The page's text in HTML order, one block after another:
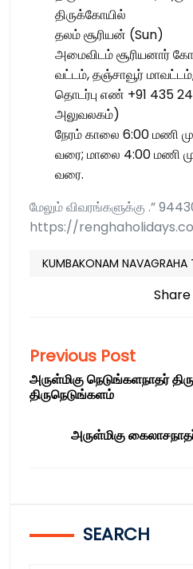
திருக்கோயில்
தலம் சூரியன் (Sun)
அமைவிடம் சூரியனார்
வட்டம், தஞ்சாவூர்
தொடர்பு எண் +91 435
அலுவலகம்)
நேரம் காலை 6:00 மணி
வரை; மாலை 4:00 மணி
வரை.
மேலும் விவரங்களுக்கு .”
https://
KUMBAKONAM NAVAGRAHA
Share
Previous Post
அருள்மிகு நெடுங்களநாதர்
திருநெடுங்களம்
அருள்மிகு
SEARCH